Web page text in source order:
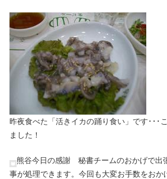
昨夜食べた「活きイカの踊り食い」です･･･
ました！
熊谷今日の感謝 秘書チームのおかげで出
事が処理できます。今回も大変お手数をおか